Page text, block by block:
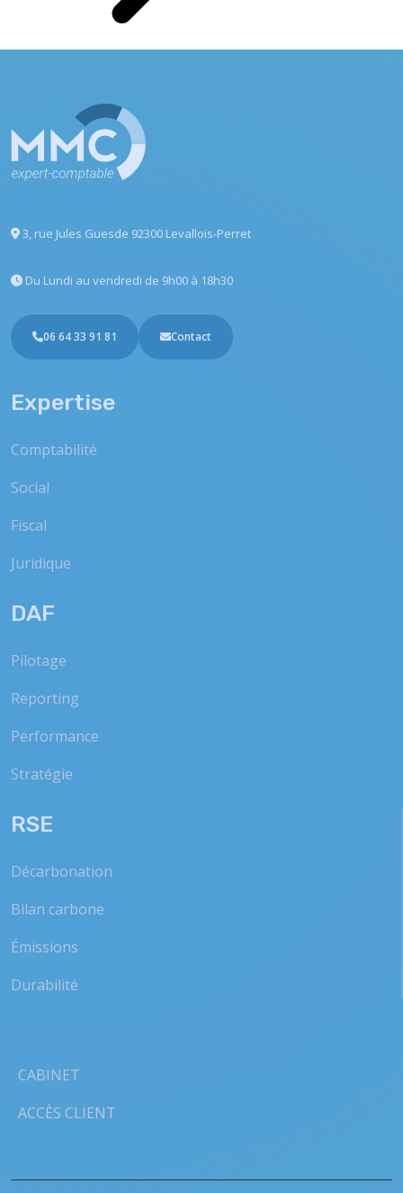
3, rue Jules Guesde 92300 Levallois-Perret
Du Lundi au vendredi de 9h00 à 18h30
06 64 33 91 81 Contact
Expertise
Comptabilité
Social
Fiscal
Juridique
DAF
Pilotage
Reporting
Performance
Stratégie
RSE
Décarbonation
Bilan carbone
Émissions
Durabilité
CABINET
ACCÈS CLIENT